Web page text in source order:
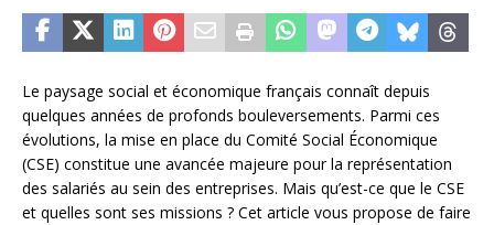
Le paysage social et économique français connaît depuis
quelques années de profonds bouleversements. Parmi ces
évolutions, la mise en place du Comité Social Économique
(CSE) constitue une avancée majeure pour la représentation
des salariés au sein des entreprises. Mais qu’est-ce que le CSE
et quelles sont ses missions ? Cet article vous propose de faire